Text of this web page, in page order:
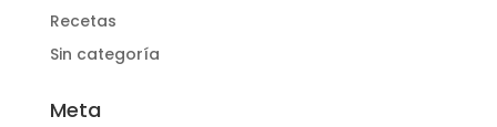
Recetas
Sin categoría
Meta